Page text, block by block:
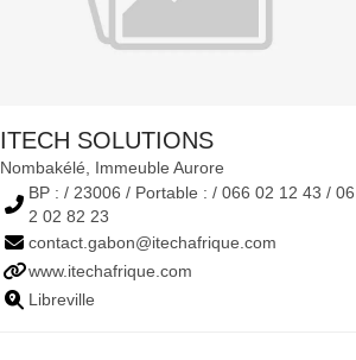
ITECH SOLUTIONS
Nombakélé, Immeuble Aurore
BP : / 23006 / Portable : / 066 02 12 43 / 06
2 02 82 23
contact.gabon@itechafrique.com
www.itechafrique.com
Libreville